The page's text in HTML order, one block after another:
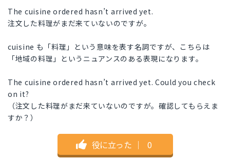
The cuisine ordered hasn’t arrived yet.
注文した料理がまだ来ていないのですが。
cuisine も「料理」という意味を表す名詞ですが、こちらは
「地域の料理」というニュアンスのある表現になります。
The cuisine ordered hasn’t arrived yet. Could you check
on it?
（注文した料理がまだ来ていないのですが。確認してもらえま
すか？）
役に立った ｜ 0